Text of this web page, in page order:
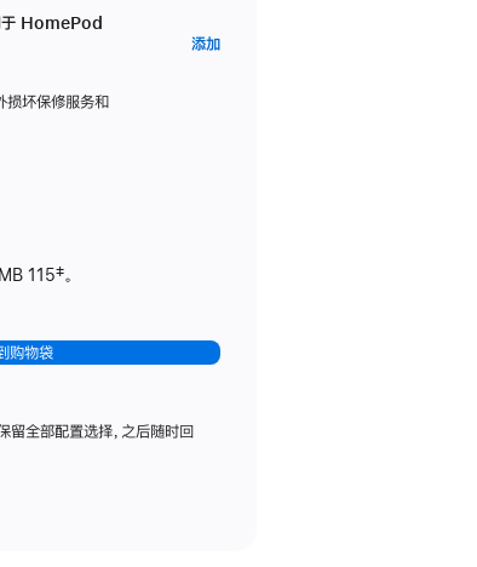
于 HomePod
损坏保修服务和
添加AppleCare+
115‡。
购物袋
留全部配置选择，之后随时回